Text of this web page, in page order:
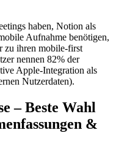
haben, Notion als
Aufnahme benötigen,
zu ihren mobile-first
nennen 82% der
Apple-Integration als
Nutzerdaten).
– Beste Wahl
&